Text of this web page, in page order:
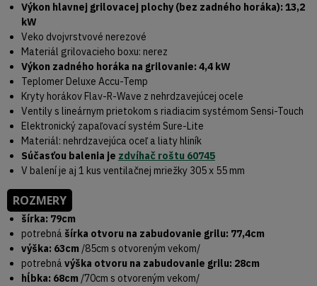
Výkon hlavnej grilovacej plochy (bez zadného horáka): 13,2
kW
Veko dvojvrstvové nerezové
Materiál grilovacieho boxu: nerez
Výkon zadného horáka na grilovanie: 4,4 kW
Teplomer Deluxe Accu-Temp
Kryty horákov Flav-R-Wave z nehrdzavejúcej ocele
Ventily s lineárnym prietokom s riadiacim systémom Sensi-Touch
Elektronický zapaľovací systém Sure-Lite
Materiál: nehrdzavejúca oceľ a liaty hliník
Súčasťou balenia je zdvíhač roštu 60745
V balení je aj 1 kus ventilačnej mriežky 305 x 55 mm
ROZMERY
šírka: 79cm
potrebná šírka otvoru na zabudovanie grilu: 77,4cm
výška: 63cm /85cm s otvoreným vekom/
potrebnávýška otvoru na zabudovanie grilu: 28cm
hĺbka: 68cm /70cm s otvoreným vekom/